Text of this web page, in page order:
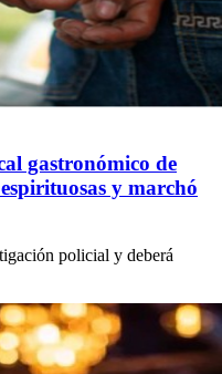
gastronómico de
y marchó
policial y deberá